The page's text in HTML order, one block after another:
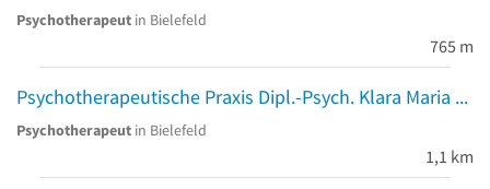
Psychotherapeut in Bielefeld
765 m
Psychotherapeutische Praxis Dipl.-Psych. Klara Maria Brückner
Psychotherapeut in Bielefeld
1,1 km